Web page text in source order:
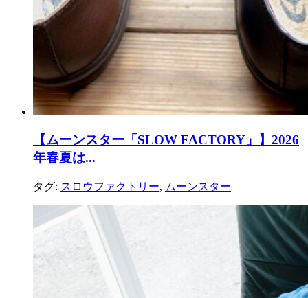
【ムーンスター「SLOW FACTORY」】2026
年春夏は...
タグ: スロウファクトリー, ムーンスター